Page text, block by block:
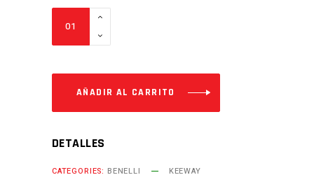
TNT150
TNT180
Cantidad
AÑADIR AL CARRITO
DETALLES
CATEGORIES: BENELLI KEEWAY